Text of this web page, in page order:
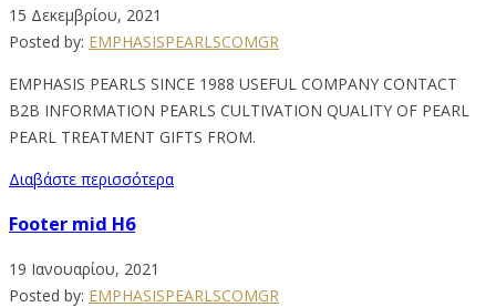
15 Δεκεμβρίου, 2021
Posted by: EMPHASISPEARLSCOMGR
EMPHASIS PEARLS SINCE 1988 USEFUL COMPANY CONTACT
B2B INFORMATION PEARLS CULTIVATION QUALITY OF PEARL
PEARL TREATMENT GIFTS FROM.
Διαβάστε περισσότερα
Footer mid H6
19 Ιανουαρίου, 2021
Posted by: EMPHASISPEARLSCOMGR